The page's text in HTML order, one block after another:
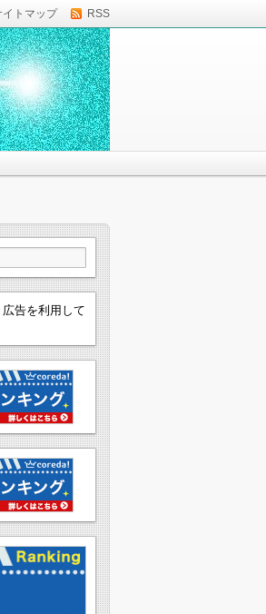
RSS
イトマップ
告を利用して